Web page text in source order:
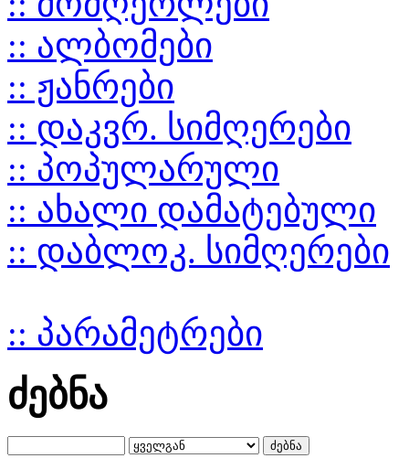
:: ალბომები
:: ჟანრები
:: დაკვრ. სიმღერები
:: პოპულარული
:: ახალი დამატებული
:: დაბლოკ. სიმღერები
:: პარამეტრები
ძებნა